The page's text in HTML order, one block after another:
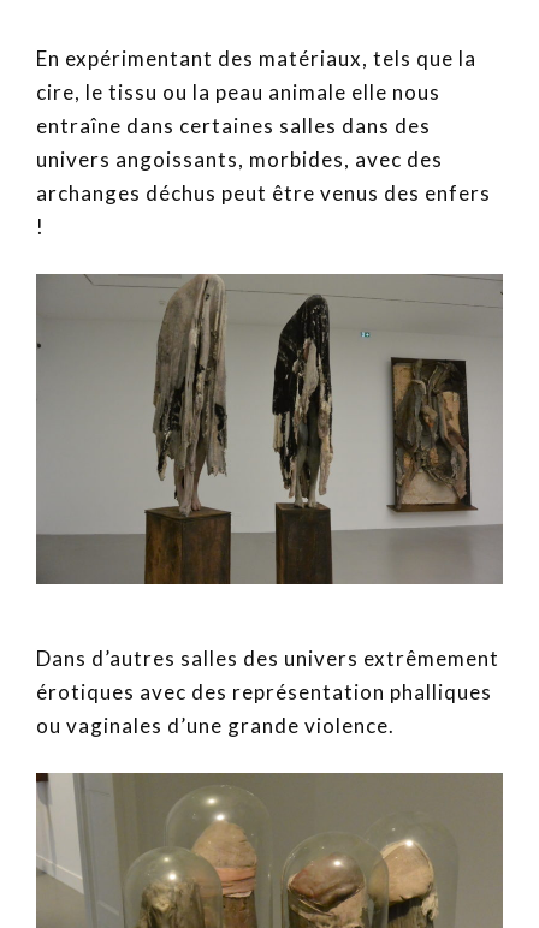
En expérimentant des matériaux, tels que la
cire, le tissu ou la peau animale elle nous
entraîne dans certaines salles dans des
univers angoissants, morbides, avec des
archanges déchus peut être venus des enfers
!
Dans d’autres salles des univers extrêmement
érotiques avec des représentation phalliques
ou vaginales d’une grande violence.